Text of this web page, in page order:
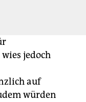
jedoch
auf
würden